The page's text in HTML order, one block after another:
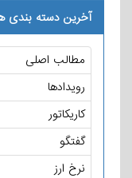
آخرین دسته بندی
مطالب اصلی
رویدادها
کاریکاتور
گفتگو
نرخ ارز